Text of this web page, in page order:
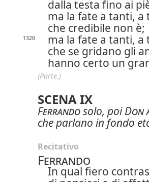
dalla testa fino ai
ma la fate a tanti, a
che credibile non è;
1320
ma la fate a tanti, a
che se gridano gli
hanno certo un
(Parte.)
SCENA IX
Ferrandosolo, poiDon
che parlano in fondo
Recitativo
Ferrando
In qual fiero